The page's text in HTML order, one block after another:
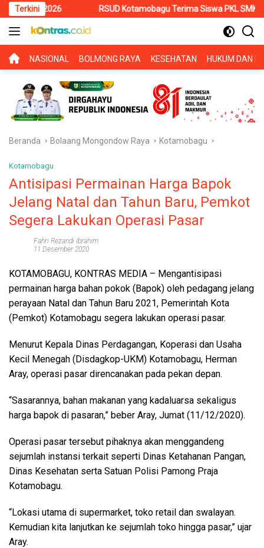
Langsung
ke
konten
Terkini RSUD Kotamobagu Terima Siswa PKL SMK
BERANDA
NASIONAL BOLMONG RAYA KESEHATAN HUKUM DAN
Beranda Bolaang Mongondow Raya Kotamobagu
Kotamobagu
Antisipasi Permainan Harga Bapok
Jelang Natal dan Tahun Baru, Pemkot
Segera Lakukan Operasi Pasar
Fahri Rezandi Ibrahim
11 Desember 2020
KOTAMOBAGU, KONTRAS MEDIA – Mengantisipasi
permainan harga bahan pokok (Bapok) oleh pedagang jelang
perayaan Natal dan Tahun Baru 2021, Pemerintah Kota
(Pemkot) Kotamobagu segera lakukan operasi pasar.
Menurut Kepala Dinas Perdagangan, Koperasi dan Usaha
Kecil Menegah (Disdagkop-UKM) Kotamobagu, Herman
Aray, operasi pasar direncanakan pada pekan depan.
“Sasarannya, bahan makanan yang kadaluarsa sekaligus
harga bapok di pasaran,” beber Aray, Jumat (11/12/2020).
Operasi pasar tersebut pihaknya akan menggandeng
sejumlah instansi terkait seperti Dinas Ketahanan Pangan,
Dinas Kesehatan serta Satuan Polisi Pamong Praja
Kotamobagu.
“Lokasi utama di supermarket, toko retail dan swalayan.
Kemudian kita lanjutkan ke sejumlah toko hingga pasar,” ujar
Aray.